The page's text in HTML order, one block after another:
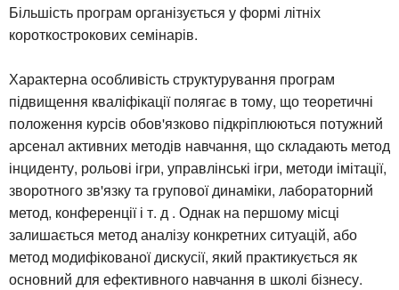
Більшість програм організується у формі літніх
короткострокових семінарів.
Характерна особливість структурування програм
підвищення кваліфікації полягає в тому, що теоретичні
положення курсів обов'язково підкріплюються потужний
арсенал активних методів навчання, що складають метод
інциденту, рольові ігри, управлінські ігри, методи імітації,
зворотного зв'язку та групової динаміки, лабораторний
метод, конференції і т. д . Однак на першому місці
залишається метод аналізу конкретних ситуацій, або
метод модифікованої дискусії, який практикується як
основний для ефективного навчання в школі бізнесу.